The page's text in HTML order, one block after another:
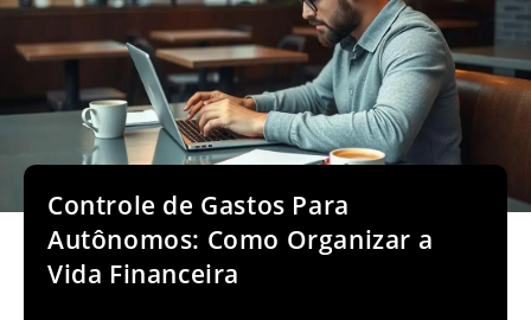
Controle de Gastos Para
Autônomos: Como Organizar a
Vida Financeira